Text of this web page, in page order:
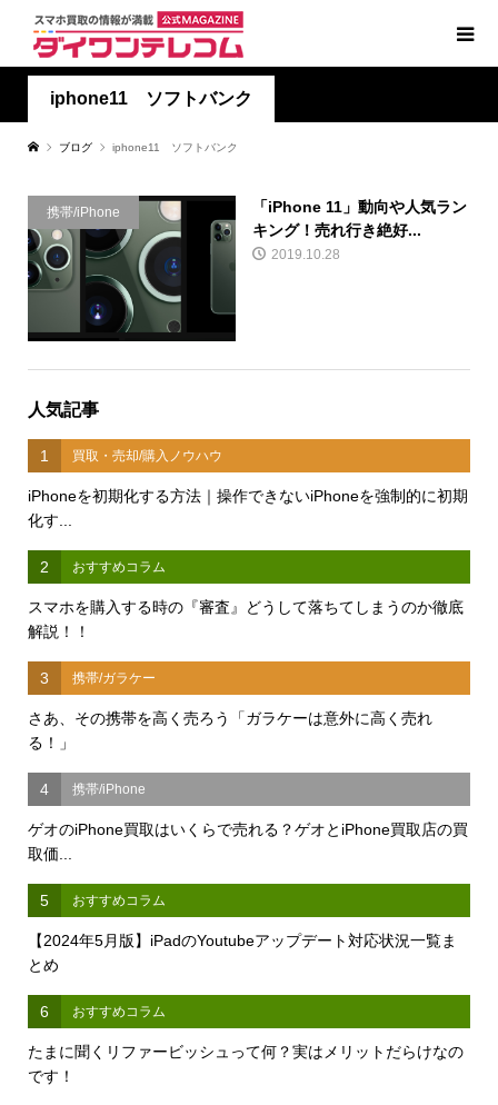
iphone11 ソフトバンク
ブログ iphone11 ソフトバンク
携帯/iPhone
「iPhone 11」動向や人気ラン
キング！売れ行き絶好...
2019.10.28
人気記事
1 買取・売却/購入ノウハウ
iPhoneを初期化する方法｜操作できないiPhoneを強制的に初期
化す...
2 おすすめコラム
スマホを購入する時の『審査』どうして落ちてしまうのか徹底
解説！！
3 携帯/ガラケー
さあ、その携帯を高く売ろう「ガラケーは意外に高く売れ
る！」
4 携帯/iPhone
ゲオのiPhone買取はいくらで売れる？ゲオとiPhone買取店の買
取価...
5 おすすめコラム
【2024年5月版】iPadのYoutubeアップデート対応状況一覧ま
とめ
6 おすすめコラム
たまに聞くリファービッシュって何？実はメリットだらけなの
です！